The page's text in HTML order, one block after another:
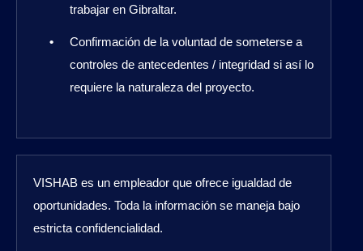
trabajar en Gibraltar.
Confirmación de la voluntad de someterse a
controles de antecedentes / integridad si así lo
requiere la naturaleza del proyecto.
VISHAB es un empleador que ofrece igualdad de
oportunidades. Toda la información se maneja bajo
estricta confidencialidad.